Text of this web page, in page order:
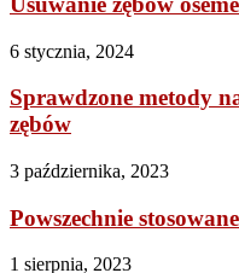
6 stycznia, 2024
Sprawdzone metody
zębów
3 października, 2023
Powszechnie
1 sierpnia, 2023